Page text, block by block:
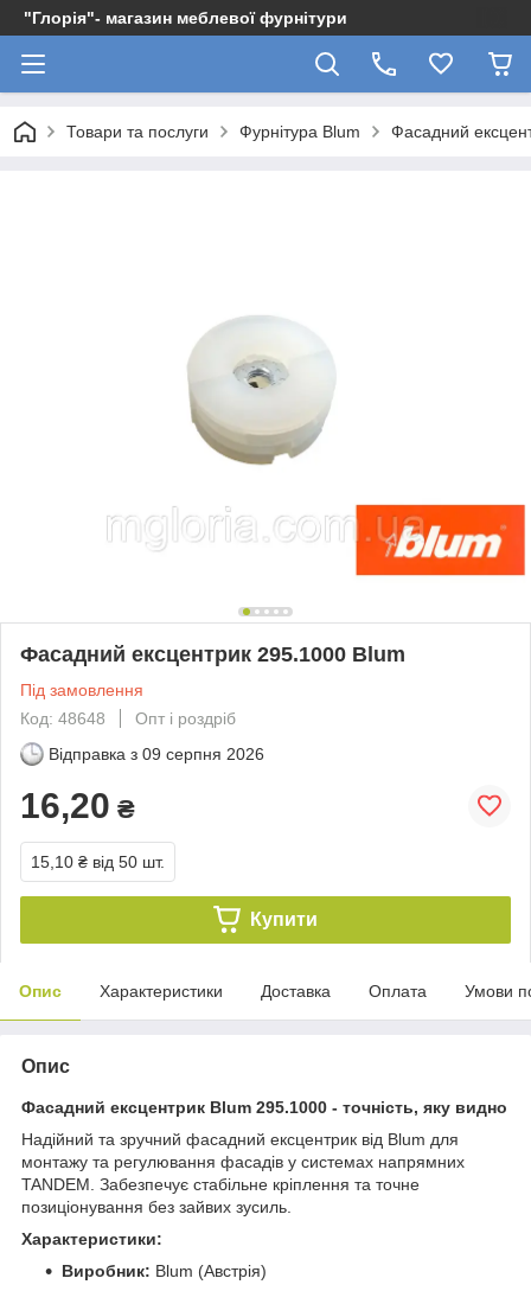
"Глорія"- магазин меблевої фурнітури
Товари та послуги Фурнітура Blum Фасадний
Фасадний ексцентрик 295.1000 Blum
Під замовлення
Код: 48648
Опт і роздріб
Відправка з 09 серпня 2026
16,20 ₴
15,10 ₴ від 50 шт.
Купити
Опис Характеристики Доставка Оплата Умови
Опис
Фасадний ексцентрик Blum 295.1000 - точність, яку видно
Надійний та зручний фасадний ексцентрик від Blum для
монтажу та регулювання фасадів у системах напрямних
TANDEM. Забезпечує стабільне кріплення та точне
позиціонування без зайвих зусиль.
Характеристики:
Виробник: Blum (Австрія)